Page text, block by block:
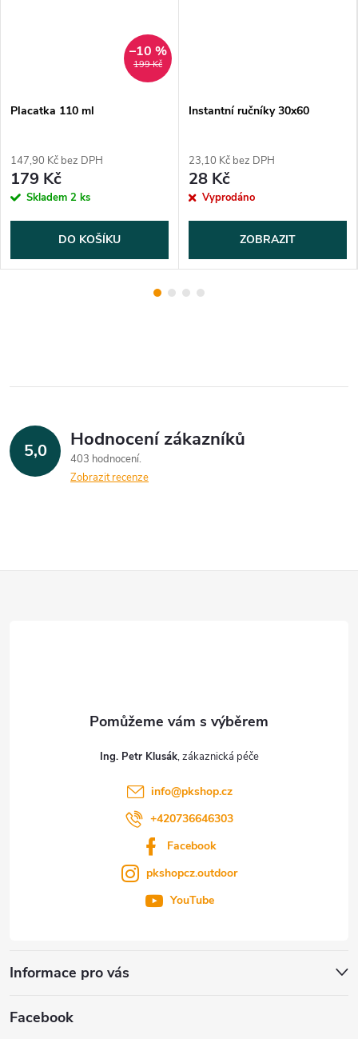
199 Kč
–10 %
Placatka 110 ml
147,90 Kč bez DPH
179 Kč
Skladem 2 ks
DO KOŠÍKU
Instantní ručníky 30x60
23,10 Kč bez DPH
28 Kč
Vyprodáno
ZOBRAZIT
5,0 Hodnocení zákazníků
403 hodnocení
Zobrazit recenze
Ing. Petr Klusák
info@pkshop.cz
+420736646303
Facebook
pkshopcz.outdoor
YouTube
Informace pro vás
Facebook